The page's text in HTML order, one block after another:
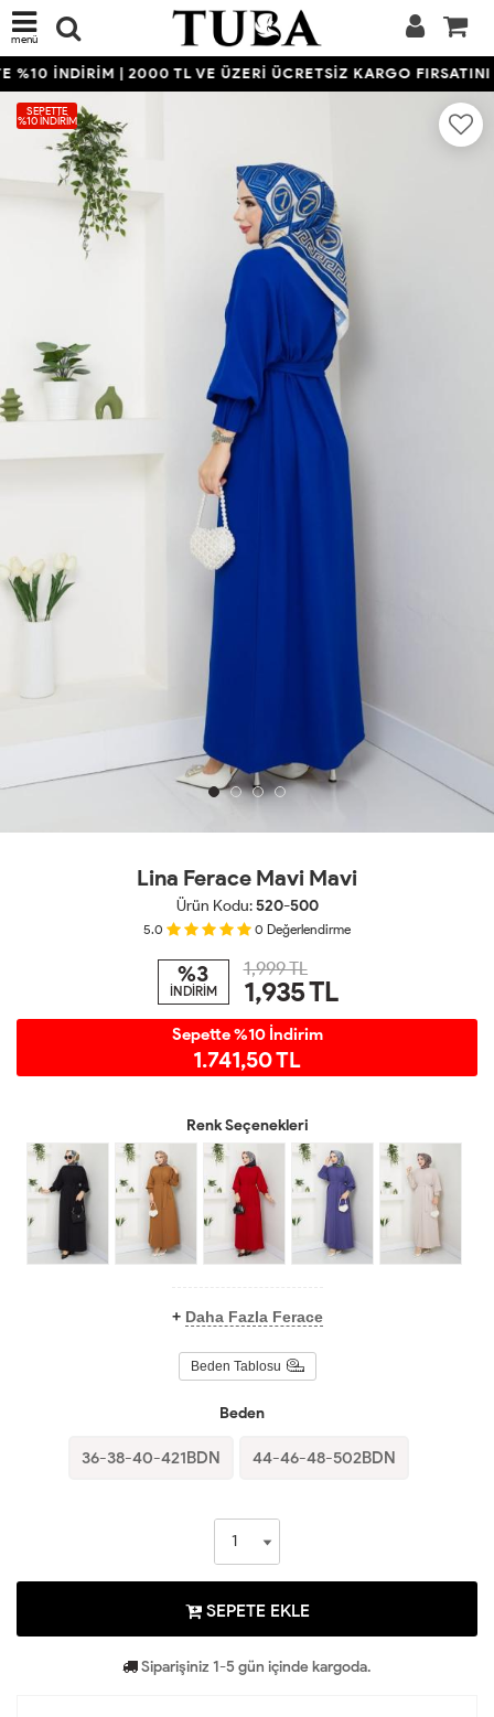
menü
%10 İNDİRİM | 2000 TL VE ÜZERİ ÜCRETSİZ KARGO FIRSATINI
SEPETTE
%10 İNDIRIM
Lina Ferace Mavi Mavi
Ürün Kodu:520-500
5.0 0 Değerlendirme
%3
İNDİRİM
1,999 TL
1,935TL
Sepette %10 İndirim
1.741,50 TL
Renk Seçenekleri
+ Daha Fazla Ferace
Beden Tablosu
Beden
36-38-40-421BDN 44-46-48-502BDN
SEPETE EKLE
Siparişiniz 1-5 gün içinde kargoda.